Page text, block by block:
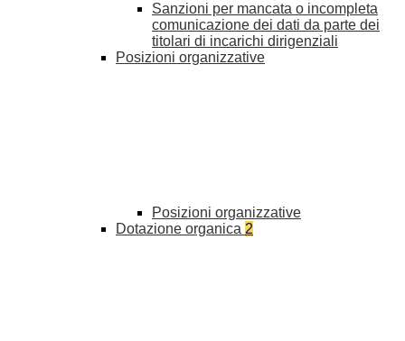
Sanzioni per mancata o incompleta
comunicazione dei dati da parte dei
titolari di incarichi dirigenziali
Posizioni organizzative
Posizioni organizzative
Dotazione organica 2